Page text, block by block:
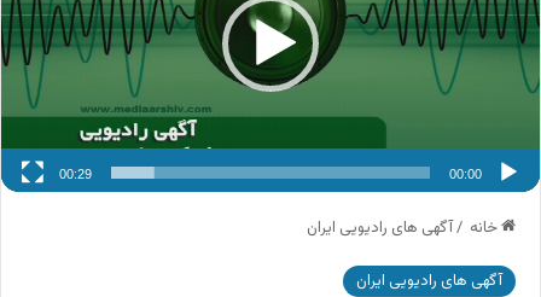
00:00
00:29
خانه /آگهی های رادیویی ایران
آگهی های رادیویی ایران